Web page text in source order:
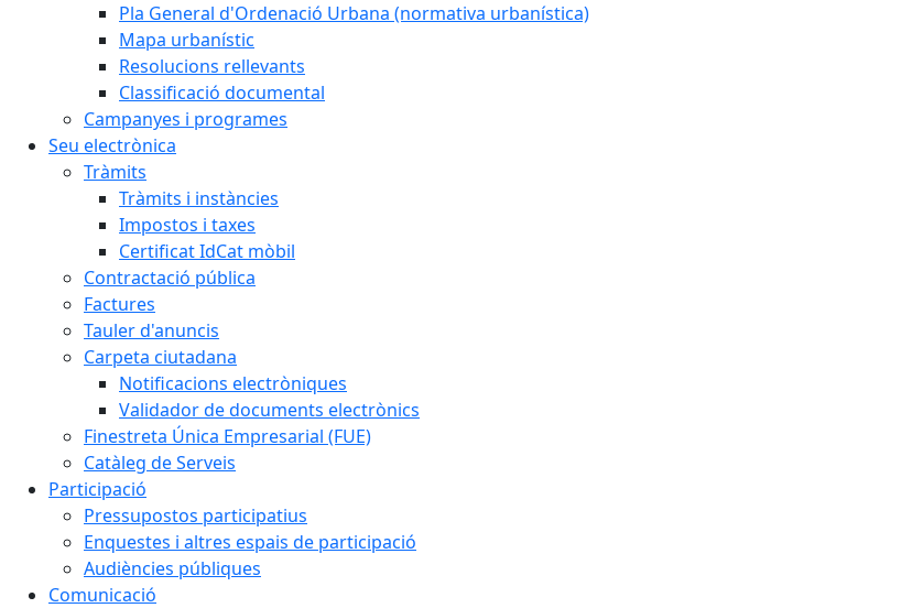
Pla General d'Ordenació Urbana (normativa urbanística)
Mapa urbanístic
Resolucions rellevants
Classificació documental
Campanyes i programes
Seu electrònica
Tràmits
Tràmits i instàncies
Impostos i taxes
Certificat IdCat mòbil
Contractació pública
Factures
Tauler d'anuncis
Carpeta ciutadana
Notificacions electròniques
Validador de documents electrònics
Finestreta Única Empresarial (FUE)
Catàleg de Serveis
Participació
Pressupostos participatius
Enquestes i altres espais de participació
Audiències públiques
Comunicació